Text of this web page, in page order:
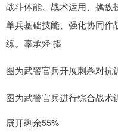
战斗体能、战术运用、擒敌
单兵基础技能、强化协同作
练。辜承烃 摄
图为武警官兵开展刺杀对抗
图为武警官兵进行综合战术
展开剩余55%